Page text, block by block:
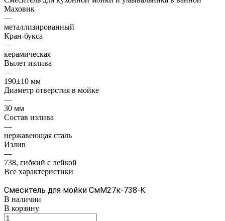
Маховик
—
металлизированный
Кран-букса
—
керамическая
Вылет излива
—
190±10 мм
Диаметр отверстия в мойке
—
30 мм
Состав излива
—
нержавеющая сталь
Излив
—
738, гибкий с лейкой
Все характеристики
Смеситель для мойки СмМ27к-738-K
В наличии
В корзину